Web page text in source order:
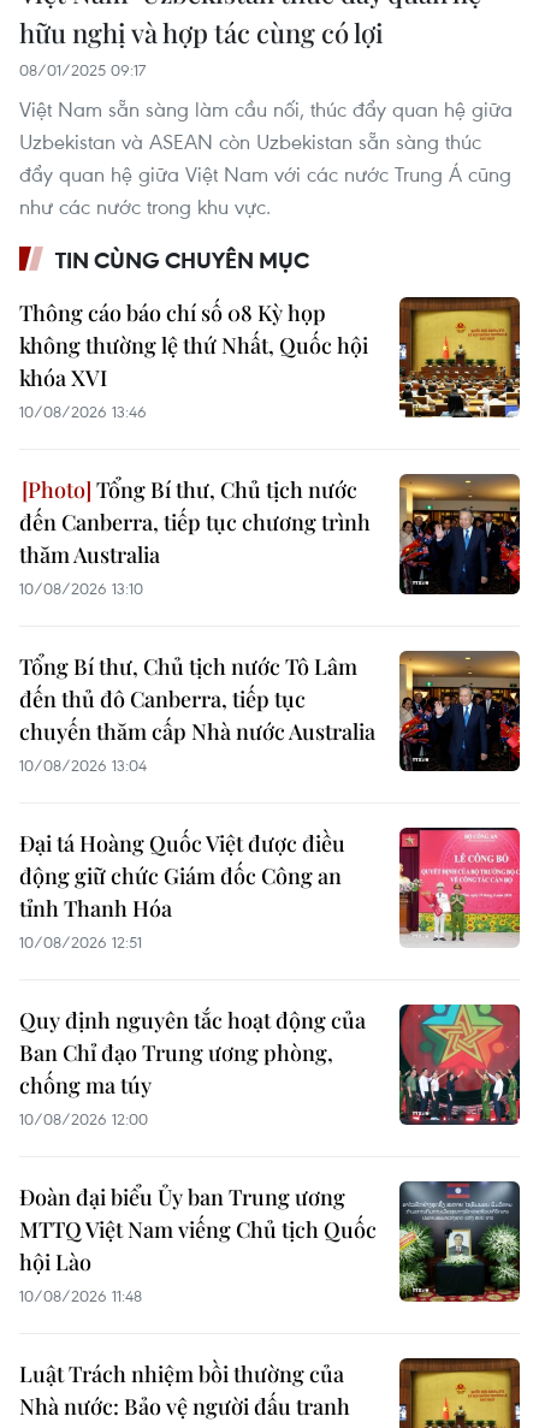
hữu nghị và hợp tác cùng có lợi
08/01/2025 09:17
Việt Nam sẵn sàng làm cầu nối, thúc đẩy quan hệ giữa
Uzbekistan và ASEAN còn Uzbekistan sẵn sàng thúc
đẩy quan hệ giữa Việt Nam với các nước Trung Á cũng
như các nước trong khu vực.
TIN CÙNG CHUYÊN MỤC
Thông cáo báo chí số 08 Kỳ họp
không thường lệ thứ Nhất, Quốc hội
khóa XVI
10/08/2026 13:46
Tổng Bí thư, Chủ tịch nước
đến Canberra, tiếp tục chương trình
thăm Australia
10/08/2026 13:10
Tổng Bí thư, Chủ tịch nước Tô Lâm
đến thủ đô Canberra, tiếp tục
chuyến thăm cấp Nhà nước Australia
10/08/2026 13:04
Đại tá Hoàng Quốc Việt được điều
động giữ chức Giám đốc Công an
tỉnh Thanh Hóa
10/08/2026 12:51
Quy định nguyên tắc hoạt động của
Ban Chỉ đạo Trung ương phòng,
chống ma túy
10/08/2026 12:00
Đoàn đại biểu Ủy ban Trung ương
MTTQ Việt Nam viếng Chủ tịch Quốc
hội Lào
10/08/2026 11:48
Luật Trách nhiệm bồi thường của
Nhà nước: Bảo vệ người đấu tranh